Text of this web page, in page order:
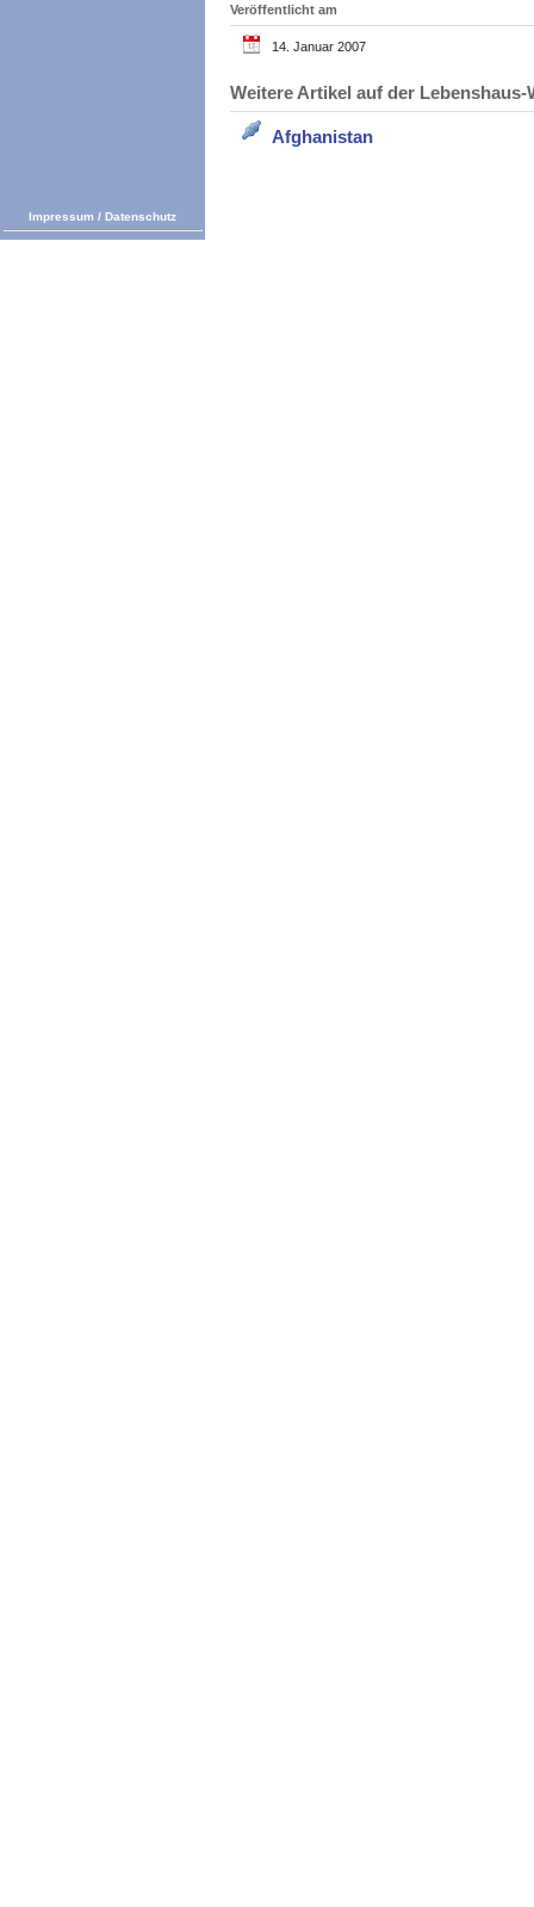
Veröffentlicht am
14. Januar 2007
Weitere Artikel auf der
Afghanistan
Impressum / Datenschutz